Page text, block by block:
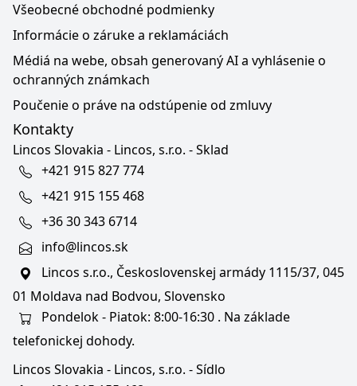
Všeobecné obchodné podmienky
Informácie o záruke a reklamáciách
Médiá na webe, obsah generovaný AI a vyhlásenie o
ochranných známkach
Poučenie o práve na odstúpenie od zmluvy
Kontakty
Lincos Slovakia - Lincos, s.r.o. - Sklad
+421 915 827 774
+421 915 155 468
+36 30 343 6714
info@lincos.sk
Lincos s.r.o., Československej armády 1115/37, 045
01 Moldava nad Bodvou, Slovensko
Pondelok - Piatok: 8:00-16:30 . Na základe
telefonickej dohody.
Lincos Slovakia - Lincos, s.r.o. - Sídlo